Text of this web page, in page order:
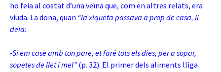
ho feia al costat d’una veïna que, com en altres relats, era
viuda. La dona, quan “la xiqueta passava a prop de casa, li
deia:
-Si em case amb ton pare, et faré tots els dies, per a sopar,
sopetes de llet i mel” (p. 32). El primer dels aliments lliga